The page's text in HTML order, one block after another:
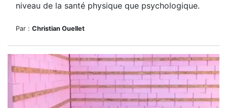
niveau de la santé physique que psychologique.
Par : Christian Ouellet